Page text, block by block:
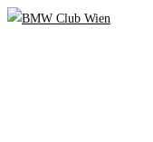
Skip